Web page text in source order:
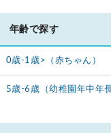
年齢で探す
0歳-1歳>（赤ちゃん）
5歳-6歳（幼稚園年中年長